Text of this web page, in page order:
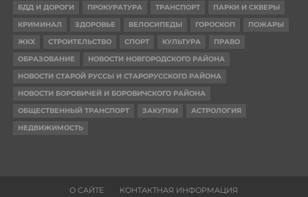
БДД И ДОРОГИ
ПРОКУРАТУРА ТРАНСПОРТ
ПАРКИ И СКВЕРЫ
КРИМИНАЛ
ЗДОРОВЬЕ ВЕЛОСИПЕДЫ ГОРОСКОП
ПОЖАРЫ
ЖКХ
СТРОИТЕЛЬСТВО СПОРТ КУЛЬТУРА
ПРАВО
ОБРАЗОВАНИЕ
НОВОСТИ НОВГОРОДСКОГО РАЙОНА
НОВОСТИ СТАРОЙ РУССЫ И СТАРОРУССКОГО РАЙОНА
НОВОСТИ БОРОВИЧЕЙ И БОРОВИЧСКОГО РАЙОНА
ОБЩЕСТВЕННЫЙ ТРАНСПОРТ
ЗАКУПКИ
АСТРОЛОГИЯ
НЕДВИЖИМОСТЬ
О САЙТЕ КОНТАКТНАЯ ИНФОРМАЦИЯ